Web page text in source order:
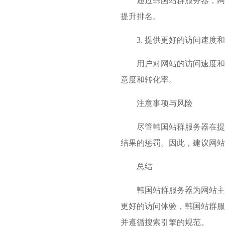
提升排名。
3. 提供更好的访问速度
用户对网站的访问速度
意度和转化率。
注意事项与风险
尽管韩国站群服务器在
结果的惩罚。因此，建议网
总结
韩国站群服务器为网站
更好的访问体验，韩国站群
并遵循搜索引擎的规范。